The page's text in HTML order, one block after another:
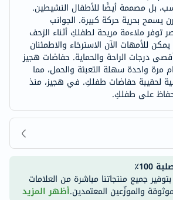
بل مصممة أيضًا للأطفال النشيطين.
يسمح بحرية حركة كبيرة. الجوانب
توفر ملاءمة مريحة لطفلكِ أثناء الزحف
للأمهات الآن الاسترخاء والاطمئنان
درجات الراحة والحماية. حفاضات هجيز
مرة واحدة سهلة التعبئة والحمل، مما
لحقيبة حفاضات طفلكِ. في هجيز، منذ
100٪
جميع منتجاتنا مباشرة من العلامات
والموزّعين المعتمدين.أظهر المزيد